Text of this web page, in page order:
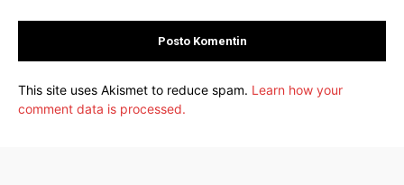
This site uses Akismet to reduce spam. Learn how your
comment data is processed.